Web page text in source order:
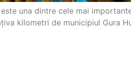
una dintre cele mai
kilometri de municipiul Gura